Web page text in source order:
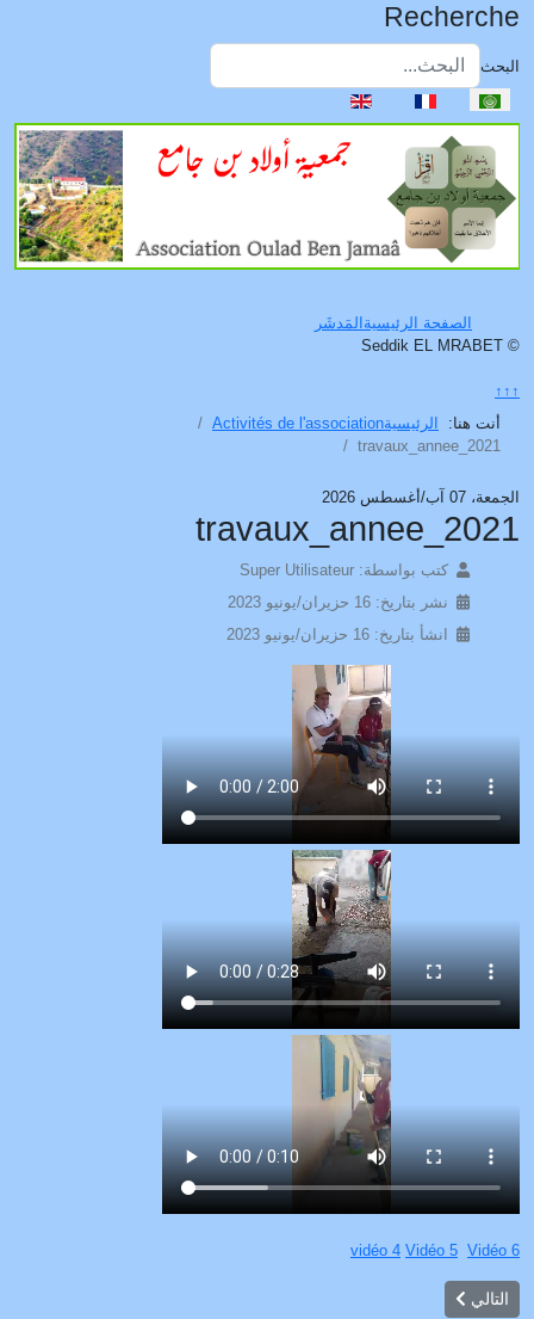
Recherche
البحث
Type 2 or more characters for results.اختر لغتك
الصفحة الرئيسية المَدشَر
© Seddik EL MRABET
↑↑↑
أنت هنا:
الرئيسيةActivités de l'association
travaux_annee_2021
الجمعة، 07 آب/أغسطس 2026
travaux_annee_2021
كتب بواسطة: Super Utilisateur
نشر بتاريخ: 16 حزيران/يونيو 2023
انشأ بتاريخ: 16 حزيران/يونيو 2023
vidéo 4 Vidéo 5 Vidéo 6
المقال التالي: Fournitures scolaires
التالي